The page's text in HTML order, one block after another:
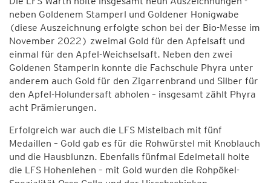
neben Goldenem Stamperl und Goldener Honigwabe
(diese Auszeichnung erfolgte schon bei der Bio-Messe im
November 2022) zweimal Gold für den Apfelsaft und
einmal für den Apfel-Weichselsaft. Neben den zwei
Goldenen Stamperln konnte die Fachschule Phyra unter
anderem auch Gold für den Zigarrenbrand und Silber für
den Apfel-Holundersaft abholen – insgesamt zählt Phyra
acht Prämierungen.
Erfolgreich war auch die LFS Mistelbach mit fünf
Medaillen – Gold gab es für die Rohwürstel mit Knoblauch
und die Hausblunzn. Ebenfalls fünfmal Edelmetall holte
die LFS Hohenlehen – mit Gold wurden die Rohpökel-